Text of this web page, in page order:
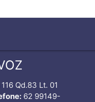
Qd.83 Lt. 01
62 99149-